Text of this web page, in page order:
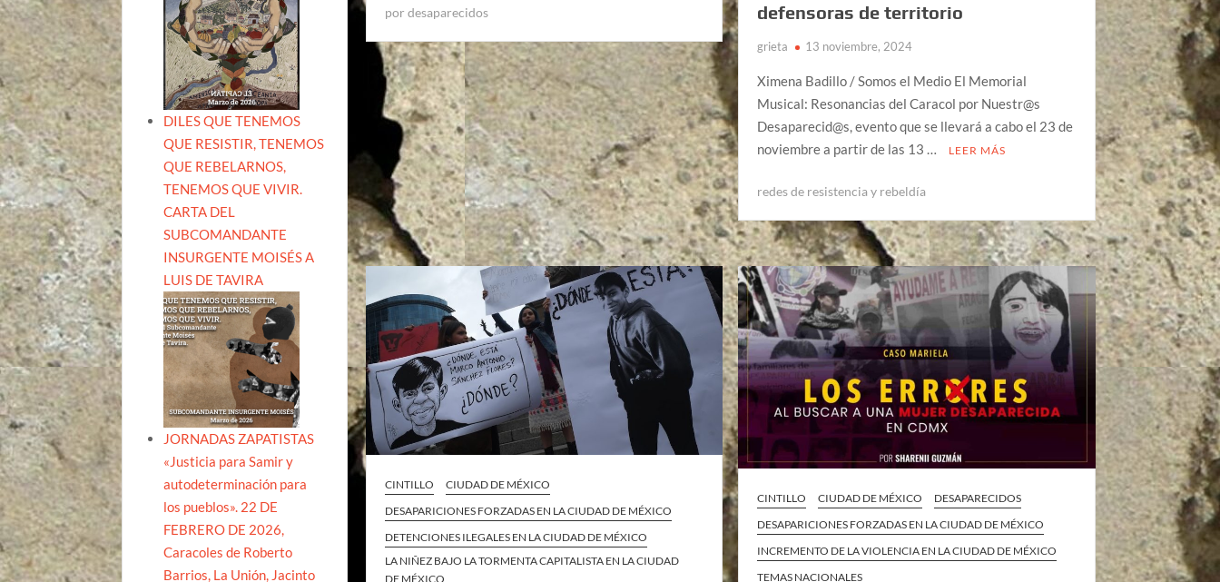
por desaparecidos
defensoras de territorio
grieta 13 noviembre, 2024
Ximena Badillo / Somos el Medio El Memorial
Musical: Resonancias del Caracol por Nuestr@s
Desaparecid@s, evento que se llevará a cabo el 23 de
noviembre a partir de las 13 …
LEER MÁS
redes de resistencia y rebeldía
CINTILLO
CIUDAD DE MÉXICO
DESAPARICIONES FORZADAS EN LA CIUDAD DE MÉXICO
DETENCIONES ILEGALES EN LA CIUDAD DE MÉXICO
LA NIÑEZ BAJO LA TORMENTA CAPITALISTA EN LA CIUDAD
DE MÉXICO
CINTILLO CIUDAD DE MÉXICO
DESAPARECIDOS
DESAPARICIONES FORZADAS EN LA CIUDAD DE MÉXICO
INCREMENTO DE LA VIOLENCIA EN LA CIUDAD DE MÉXICO
TEMAS NACIONALES
DILES QUE TENEMOS
QUE RESISTIR, TENEMOS
QUE REBELARNOS,
TENEMOS QUE VIVIR.
CARTA DEL
SUBCOMANDANTE
INSURGENTE MOISÉS A
LUIS DE TAVIRA
JORNADAS ZAPATISTAS
«Justicia para Samir y
autodeterminación para
los pueblos». 22 DE
FEBRERO DE 2026,
Caracoles de Roberto
Barrios, La Unión, Jacinto